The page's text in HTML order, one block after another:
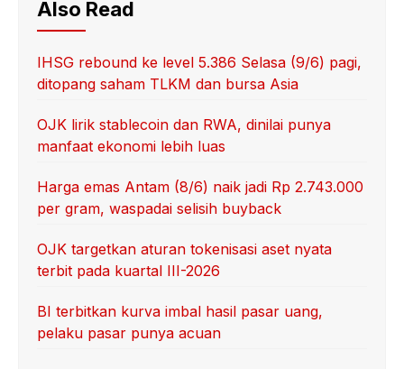
Also Read
IHSG rebound ke level 5.386 Selasa (9/6) pagi,
ditopang saham TLKM dan bursa Asia
OJK lirik stablecoin dan RWA, dinilai punya
manfaat ekonomi lebih luas
Harga emas Antam (8/6) naik jadi Rp 2.743.000
per gram, waspadai selisih buyback
OJK targetkan aturan tokenisasi aset nyata
terbit pada kuartal III-2026
BI terbitkan kurva imbal hasil pasar uang,
pelaku pasar punya acuan